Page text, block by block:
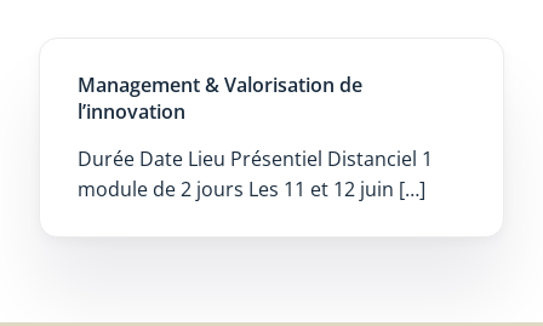
Management & Valorisation de
l’innovation
Durée Date Lieu Présentiel Distanciel 1
module de 2 jours Les 11 et 12 juin […]